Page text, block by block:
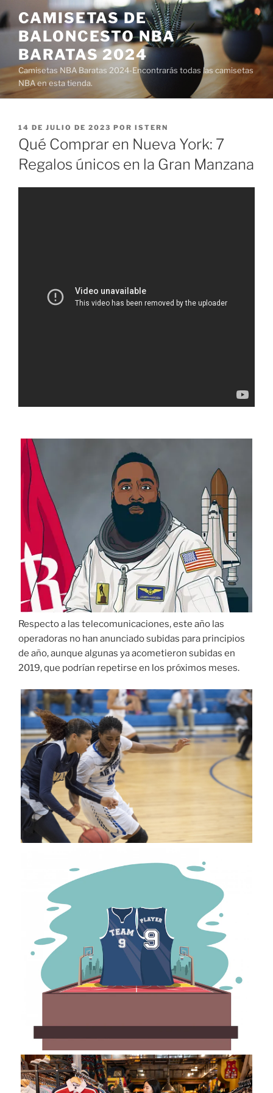
al
contenido
CAMISETAS DE
BALONCESTO NBA
BARATAS 2024
Camisetas NBA Baratas 2024-Encontrarás todas las camisetas
NBA en esta tienda.
PUBLICADO
EL
14 DE JULIO DE 2023 POR ISTERN
Qué Comprar en Nueva York: 7
Regalos únicos en la Gran Manzana
Respecto a las telecomunicaciones, este año las
operadoras no han anunciado subidas para principios
de año, aunque algunas ya acometieron subidas en
2019, que podrían repetirse en los próximos meses.